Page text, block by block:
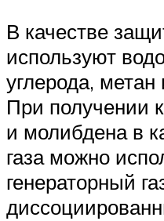
В качестве
используют
углерода, метан
При получении
и молибдена в
газа можно
генераторный